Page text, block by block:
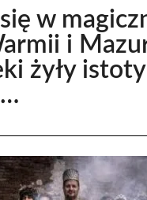
w
i
żyły istoty